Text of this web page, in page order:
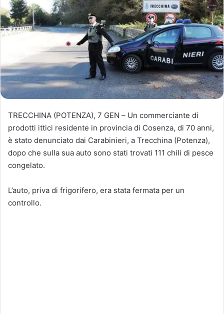
TRECCHINA (POTENZA), 7 GEN – Un commerciante di
prodotti ittici residente in provincia di Cosenza, di 70 anni,
è stato denunciato dai Carabinieri, a Trecchina (Potenza),
dopo che sulla sua auto sono stati trovati 111 chili di pesce
congelato.
L’auto, priva di frigorifero, era stata fermata per un
controllo.